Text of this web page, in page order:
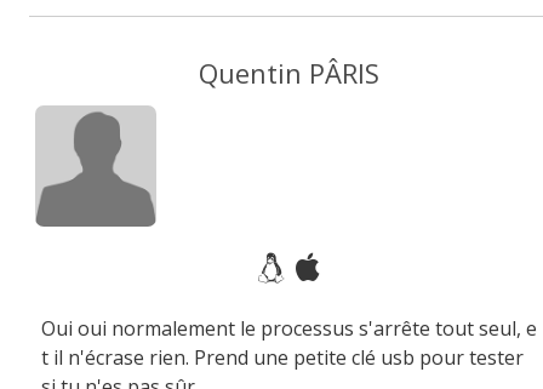
Quentin PÂRIS
Oui oui normalement le processus s'arrête tout seul, e
t il n'écrase rien. Prend une petite clé usb pour tester